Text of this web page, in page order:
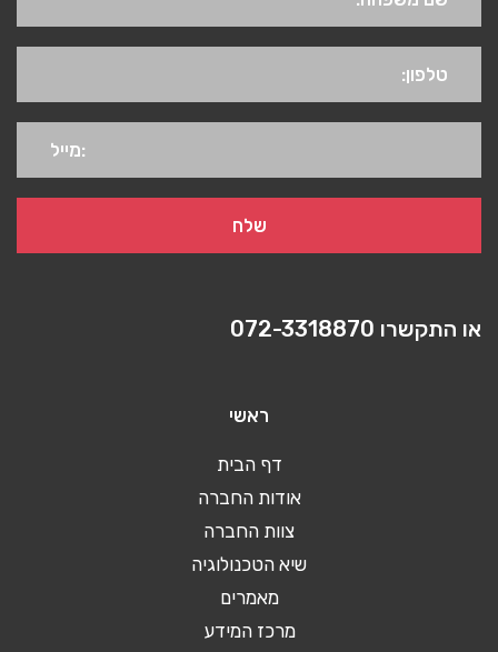
או התקשרו 072-3318870
ראשי
דף הבית
אודות החברה
צוות החברה
שיא הטכנולוגיה
מאמרים
מרכז המידע